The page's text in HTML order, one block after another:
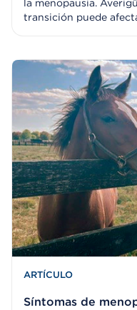
la menopausia.
transición puede
ARTÍCULO
Síntomas de